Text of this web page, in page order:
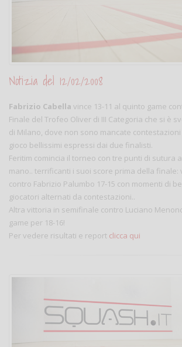
Notizia del 12/02/2008
Fabrizio Cabella vince 13-11 al quinto game
Finale del Trofeo Oliver di III Categoria che si è
di Milano, dove non sono mancate
gioco bellissimi espressi dai due finalisti.
Feritim comincia il torneo con tre punti di sutura
mano.. terrificanti i suoi score prima della finale:
contro Fabrizio Palumbo 17-15 con momenti di
giocatori alternati da contestazioni..
Altra vittoria in semifinale contro Luciano
game per 18-16!
Per vedere risultati e report clicca qui